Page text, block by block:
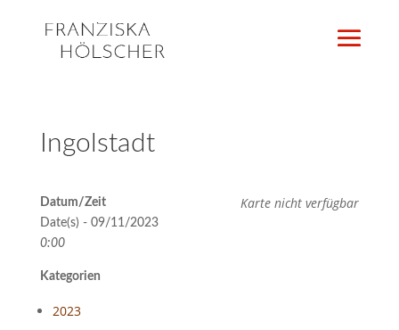
Ingolstadt
Karte nicht verfügbar
Datum/Zeit
Date(s) - 09/11/2023
0:00
Kategorien
2023